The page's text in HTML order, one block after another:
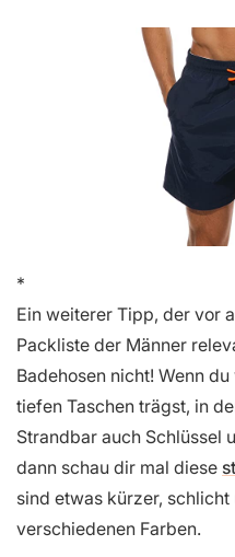
Ein weiterer Tipp, der vor
Packliste der Männer
Badehosen nicht! Wenn
tiefen Taschen trägst, in
Strandbar auch Schlüssel
dann schau dir mal diese
sind etwas kürzer,
verschiedenen Farben.